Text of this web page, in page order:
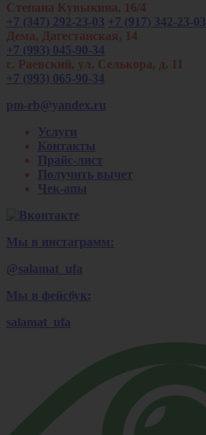
Степана Кувыкина, 16/4
+7 (347) 292-23-03 +7 (917) 342-23-03
Дема, Дагестанская, 14
+7 (993) 045-90-34
с. Раевский, ул. Селькора, д. 11
+7 (993) 065-90-34
pm-rb@yandex.ru
Услуги
Контакты
Прайс-лист
Получить вычет
Чек-апы
Мы в инстаграмм:
@salamat_ufa
Мы в фейсбук:
salamat_ufa